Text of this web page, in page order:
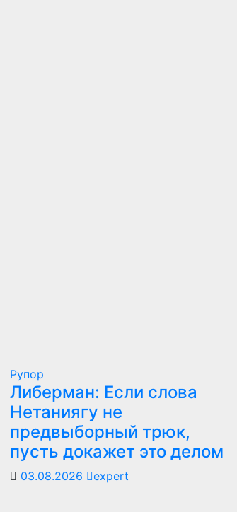
Рупор
Либерман: Если слова
Нетаниягу не
предвыборный трюк,
пусть докажет это делом
03.08.2026 expert